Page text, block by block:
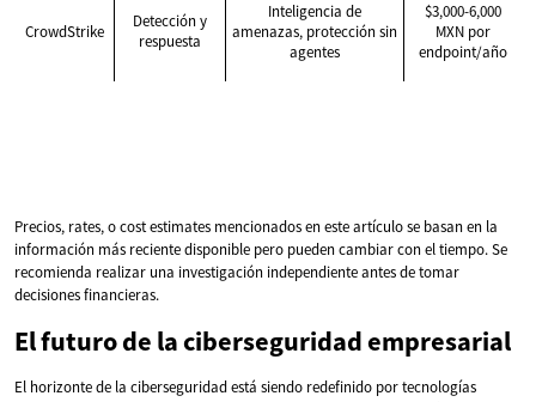
CrowdStrike
Detección y
respuesta
Inteligencia de
amenazas, protección sin
agentes
$3,000-6,000
MXN por
endpoint/año
Precios, rates, o cost estimates mencionados en este artículo se basan en la
información más reciente disponible pero pueden cambiar con el tiempo. Se
recomienda realizar una investigación independiente antes de tomar
decisiones financieras.
El futuro de la ciberseguridad empresarial
El horizonte de la ciberseguridad está siendo redefinido por tecnologías